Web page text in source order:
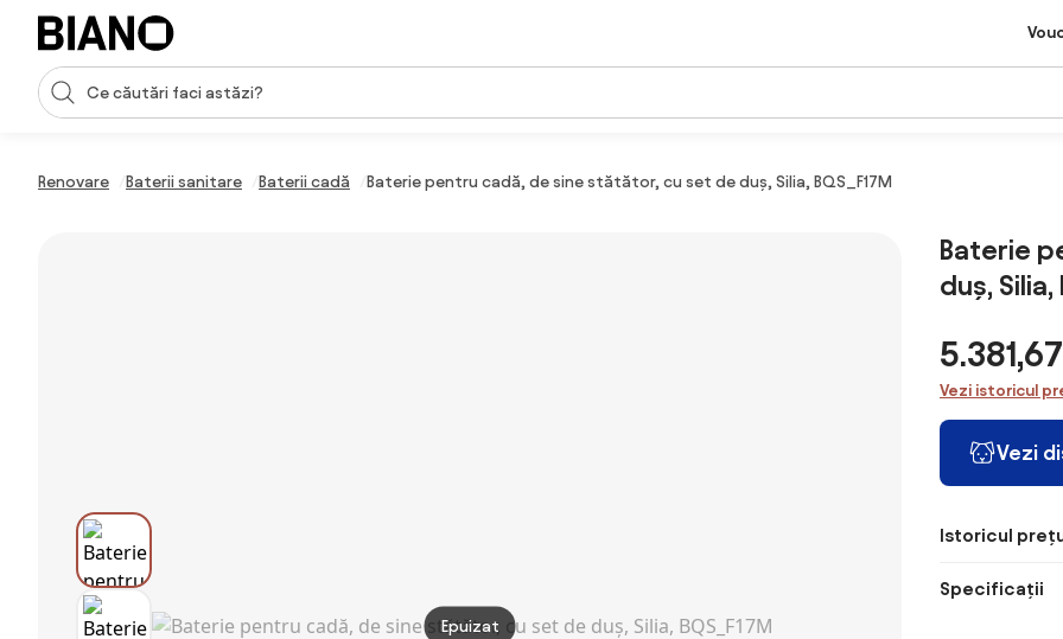
Sari peste navigare, accesează conținutul
Introducerea căutării
Renovare Baterii sanitare Baterii cadă Baterie pentru cadă, de sine stătător, cu set de duș, Silia, BQS_F17M
Epuizat
Baterie
duș, Silia,
Vezi istoricul
Vezi
Istoricul
Specificații